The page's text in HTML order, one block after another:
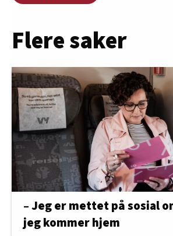
Flere saker
– Jeg er mettet på sosial
jeg kommer hjem